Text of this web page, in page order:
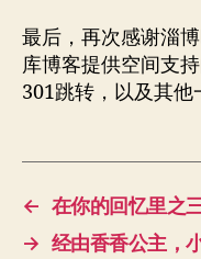
最后，再次感谢淄
库博客提供空间支
301跳转，以及其他
← 在你的回忆里之
→ 经由香香公主，